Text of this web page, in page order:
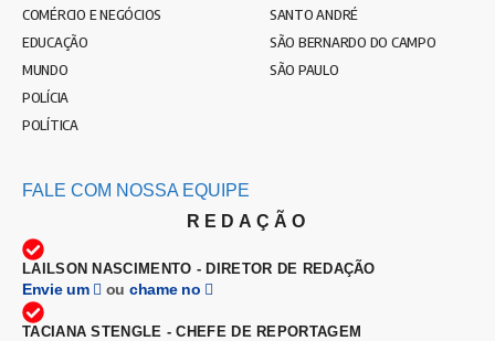
COMÉRCIO E NEGÓCIOS
EDUCAÇÃO
MUNDO
POLÍCIA
POLÍTICA
SANTO ANDRÉ
SÃO BERNARDO DO CAMPO
SÃO PAULO
FALE COM NOSSA EQUIPE
REDAÇÃO
LAILSON NASCIMENTO - DIRETOR DE REDAÇÃO
Envie um ou chame no
TACIANA STENGLE - CHEFE DE REPORTAGEM